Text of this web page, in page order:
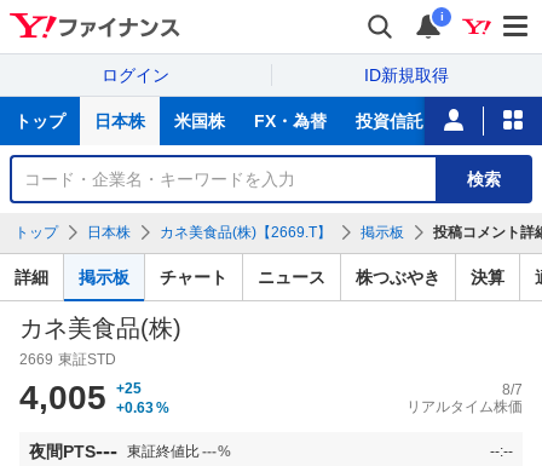
i
ログイン ID新規取得
サ
トップ 日本株 米国株 FX・為替 投資信託 ニュース
銘
検
索
検索
トップ 日本株 カネ美食品(株)【2669.T】 掲示板 投稿コメント詳
詳細 掲示板 チャート ニュース 株つぶやき 決算
カネ美食品(株)
2669 東証STD
4,005
+25
+0.63%
8/7
リアルタイム株価
夜間PTS--- 東証終値比---% --:--